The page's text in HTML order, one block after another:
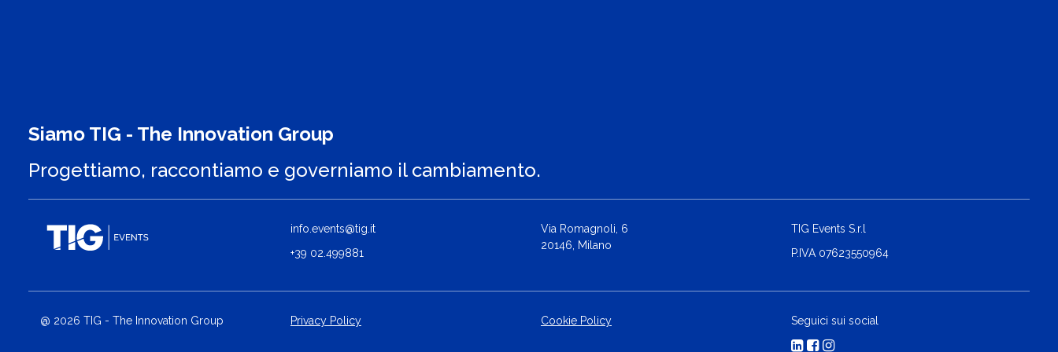
Siamo TIG - The Innovation Group
Progettiamo, raccontiamo e governiamo il cambiamento.
info.events@tig.it
+39 02.499881
Via Romagnoli, 6
20146, Milano
TIG Events S.r.l
P.IVA 07623550964
@ 2026 TIG - The Innovation Group Privacy Policy Cookie Policy Seguici sui social